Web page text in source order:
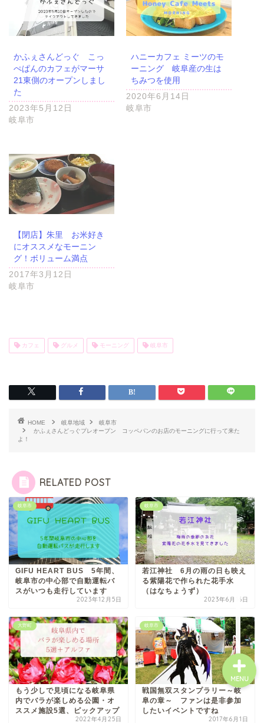
かふぇさんどっぐ こっ
ぺぱんのカフェがマーサ
21東側のオープンしまし
た
2023年5月12日
岐阜市
ハニーカフェ ミーツのモ
ーニング 岐阜産の生は
ちみつを使用
2020年6月14日
岐阜市
【閉店】朱里 お米好き
にオススメなモーニン
グ！ボリューム満点
2017年3月12日
岐阜市
カフェ グルメ モーニング 岐阜市
HOME 岐阜地域
岐阜市
かふぇさんどっぐプレオープン コッペパンのお店のモーニングに行って来た
よ！
RELATED POST
岐阜市
GIFU HEART BUS 5年間、
岐阜市の中心部で自動運転バ
スがいつも走行しています
2023年12月5日
岐阜市
若江神社 6月の雨の日も映え
る紫陽花で作られた花手水
（はなちょうず）
2023年6月16日
大野町
もう少しで見頃になる岐阜県
内でバラが楽しめる公園・オ
ススメ施設5選、ピックアップ
2022年4月25日
岐阜市
戦国無双スタンプラリー～岐
阜の章～ ファンは是非参加
したいイベントですね
2017年6月1日
MENU
笠松町
西濃地域
大垣市
郡上市
美濃加茂市
川辺町
御嵩町
白川町
東白川村